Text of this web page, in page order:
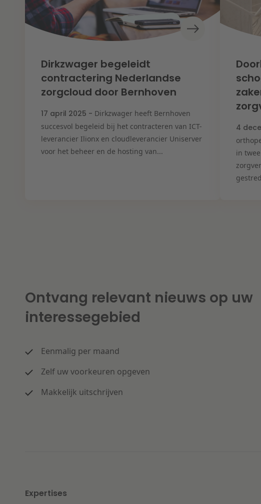
Dirkzwager begeleidt
contractering Nederlandse
zorgcloud door Bernhoven
17 april 2025 - Dirkzwager heeft Bernhoven
succesvol begeleid bij het contracteren van ICT-
leverancier Ilionx en cloudleverancier Uniserver
voor het beheer en de hosting van...
4
in
Ontvang relevant nieuws op uw
interessegebied
Eenmalig per maand
Zelf uw voorkeuren opgeven
Makkelijk uitschrijven
Expertises